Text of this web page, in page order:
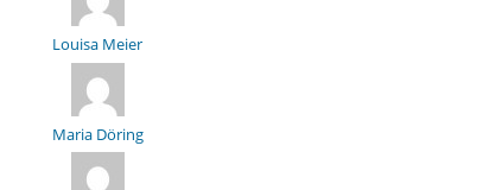
Louisa Meier
Maria Döring